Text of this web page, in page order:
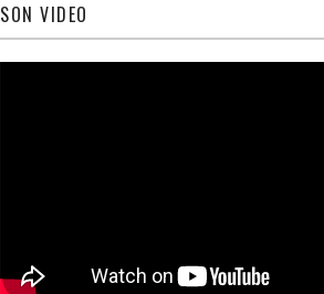
SON VIDEO